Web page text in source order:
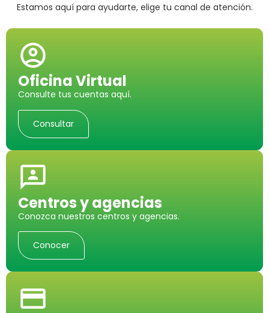
Estamos aquí para ayudarte, elige tu canal de atención.
Oficina Virtual
Consulte tus cuentas aquí.
Consultar
Centros y agencias
Conozca nuestros centros y agencias.
Conocer